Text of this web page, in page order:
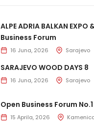
ALPE ADRIA BALKAN EXPO
Business Forum
16 Juna, 2026 Sarajevo
SARAJEVO WOOD DAYS 8
16 Juna, 2026 Sarajevo
Open Business Forum No.1
15 Aprila, 2026